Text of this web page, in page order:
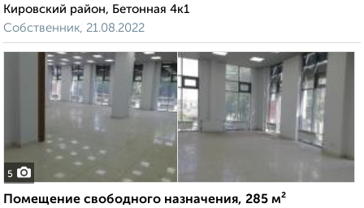
Кировский район, Бетонная 4к1
Собственник, 21.08.2022
5
Помещение свободного назначения, 285 м²